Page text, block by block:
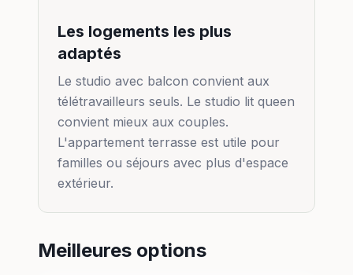
Les logements les plus
adaptés
Le studio avec balcon convient aux
télétravailleurs seuls. Le studio lit queen
convient mieux aux couples.
L'appartement terrasse est utile pour
familles ou séjours avec plus d'espace
extérieur.
Meilleures options